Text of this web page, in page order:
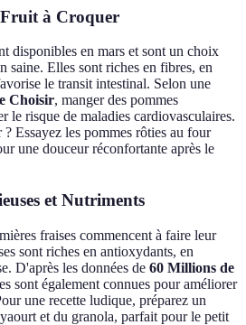
Fruit à Croquer
disponibles en mars et sont un choix
saine. Elles sont riches en fibres, en
le transit intestinal. Selon une
Choisir, manger des pommes
le risque de maladies cardiovasculaires.
Essayez les pommes rôties au four
une douceur réconfortante après le
et Nutriments
fraises commencent à faire leur
sont riches en antioxydants, en
D'après les données de 60 Millions de
sont également connues pour améliorer
une recette ludique, préparez un
et du granola, parfait pour le petit